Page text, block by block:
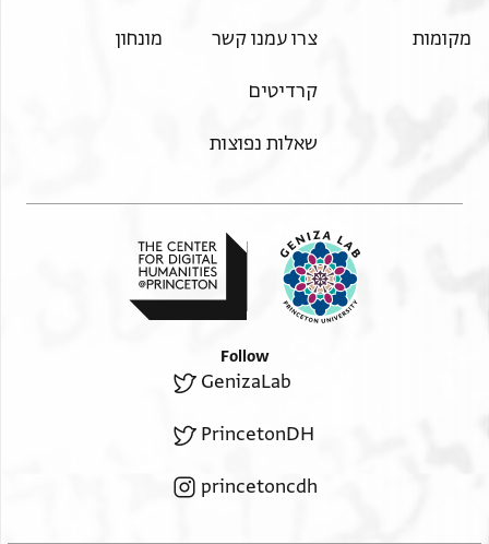
מקומות צרו עמנו קשר
קרדיטים
שאלות נפוצות
מונחון
Follow
GenizaLab
PrincetonDH
princetoncdh